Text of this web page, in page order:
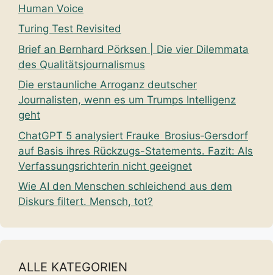
Human Voice
Turing Test Revisited
Brief an Bernhard Pörksen | Die vier Dilemmata
des Qualitätsjournalismus
Die erstaunliche Arroganz deutscher
Journalisten, wenn es um Trumps Intelligenz
geht
ChatGPT 5 analysiert Frauke Brosius‑Gersdorf
auf Basis ihres Rückzugs-Statements. Fazit: Als
Verfassungsrichterin nicht geeignet
Wie AI den Menschen schleichend aus dem
Diskurs filtert. Mensch, tot?
ALLE KATEGORIEN